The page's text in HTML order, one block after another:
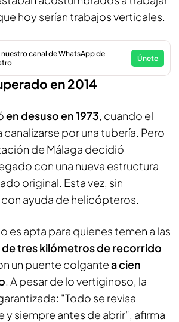
hoy serían trabajos verticales.
canal de WhatsApp de
Únete
en 2014
en desuso en 1973, cuando el
por una tubería. Pero
de Málaga decidió
con una nueva estructura
original. Esta vez, sin
ayuda de helicópteros.
es apta para quienes temen a las
de tres kilómetros de recorrido
un puente colgantea cien
. A pesar de lo vertiginoso, la
"Todo se revisa
siempre antes de abrir", afirma